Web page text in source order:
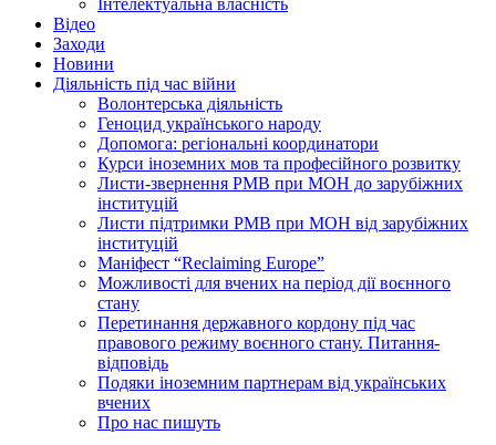
Інтелектуальна власність
Відео
Заходи
Новини
Діяльність під час війни
Волонтерська діяльність
Геноцид українського народу
Допомога: регіональні координатори
Курси іноземних мов та професійного розвитку
Листи-звернення РМВ при МОН до зарубіжних
інституцій
Листи підтримки РМВ при МОН від зарубіжних
інституцій
Маніфест “Reclaiming Europe”
Можливості для вчених на період дії воєнного
стану
Перетинання державного кордону під час
правового режиму воєнного стану. Питання-
відповідь
Подяки іноземним партнерам від українських
вчених
Про нас пишуть